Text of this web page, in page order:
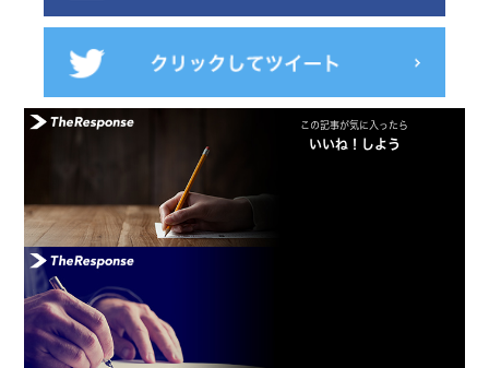
この記事が気に入ったら
いいね！しよう